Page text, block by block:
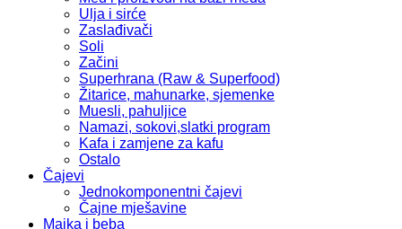
Ulja i sirće
Zaslađivači
Soli
Začini
Superhrana (Raw & Superfood)
Žitarice, mahunarke, sjemenke
Muesli, pahuljice
Namazi, sokovi,slatki program
Kafa i zamjene za kafu
Ostalo
Čajevi
Jednokomponentni čajevi
Čajne mješavine
Majka i beba